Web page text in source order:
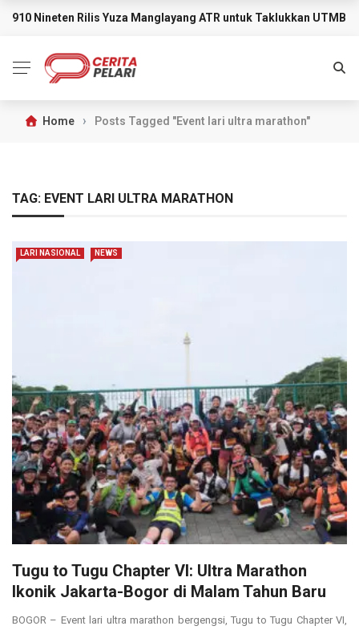
BREAKING NEWS
910 Nineten Rilis Yuza Manglayang ATR untuk Taklukkan UTMB
Home › Posts Tagged "Event lari ultra marathon"
TAG: EVENT LARI ULTRA MARATHON
LARI NASIONAL NEWS
Tugu to Tugu Chapter VI: Ultra Marathon
Ikonik Jakarta-Bogor di Malam Tahun Baru
BOGOR – Event lari ultra marathon bergengsi, Tugu to Tugu Chapter VI,